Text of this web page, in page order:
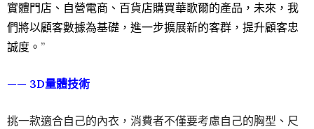
實體門店、自營電商、百貨店購買華歌爾的產品，未來，我
們將以顧客數據為基礎，進一步擴展新的客群，提升顧客忠
誠度。 ”
—— 3D量體技術
挑一款適合自己的內衣，消費者不僅要考慮自己的胸型、尺